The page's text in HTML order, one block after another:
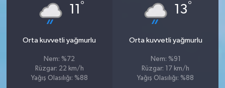
11 °
Orta kuvvetli yağmurlu
Nem: %72
Rüzgar: 22 km/h
Yağış Olasılığı: %88
13°
Orta kuvvetli yağmurlu
Nem: %91
Rüzgar: 17 km/h
Yağış Olasılığı: %88